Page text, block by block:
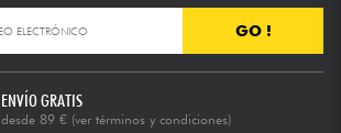
GO !
ENVÍO GRATIS
desde 89 € (ver términos y condiciones)